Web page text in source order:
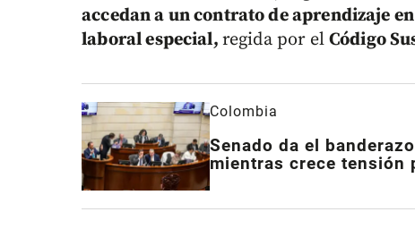
accedan a un contrato de aprendizaje
laboral especial, regida por el Código
Colombia
Senado da el
mientras crece tensión